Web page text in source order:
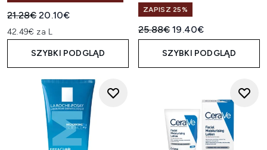
Sugerowana cena detaliczna:
21.28€Aktualna cena:
20.10€
42.49€ za L
SZYBKI PODGLĄD
ZAPISZ 25%
Sugerowana cena
25.88€Aktualna cena:
19.40€
SZYBKI PODGLĄD